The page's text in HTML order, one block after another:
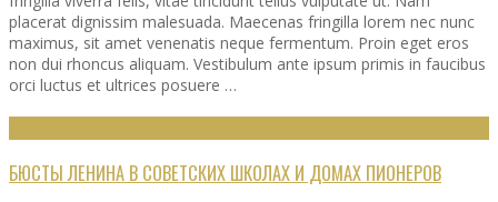
placerat dignissim malesuada. Maecenas fringilla lorem nec nunc
maximus, sit amet venenatis neque fermentum. Proin eget eros
non dui rhoncus aliquam. Vestibulum ante ipsum primis in faucibus
orci luctus et ultrices posuere …
БЮСТЫ ЛЕНИНА В СОВЕТСКИХ ШКОЛАХ И ДОМАХ ПИОНЕРОВ